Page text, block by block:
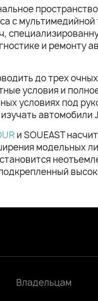
с
и
до трех
условия и
условиях под
автомобили
и SOUEAST
модельных
Владельцам